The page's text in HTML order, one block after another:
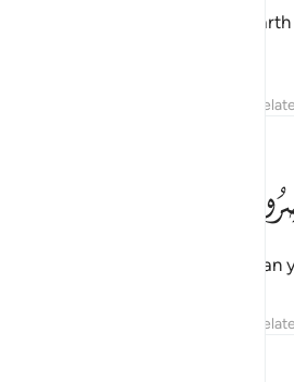
There are ˹countless˺ signs on
as there are within yourselves. Can